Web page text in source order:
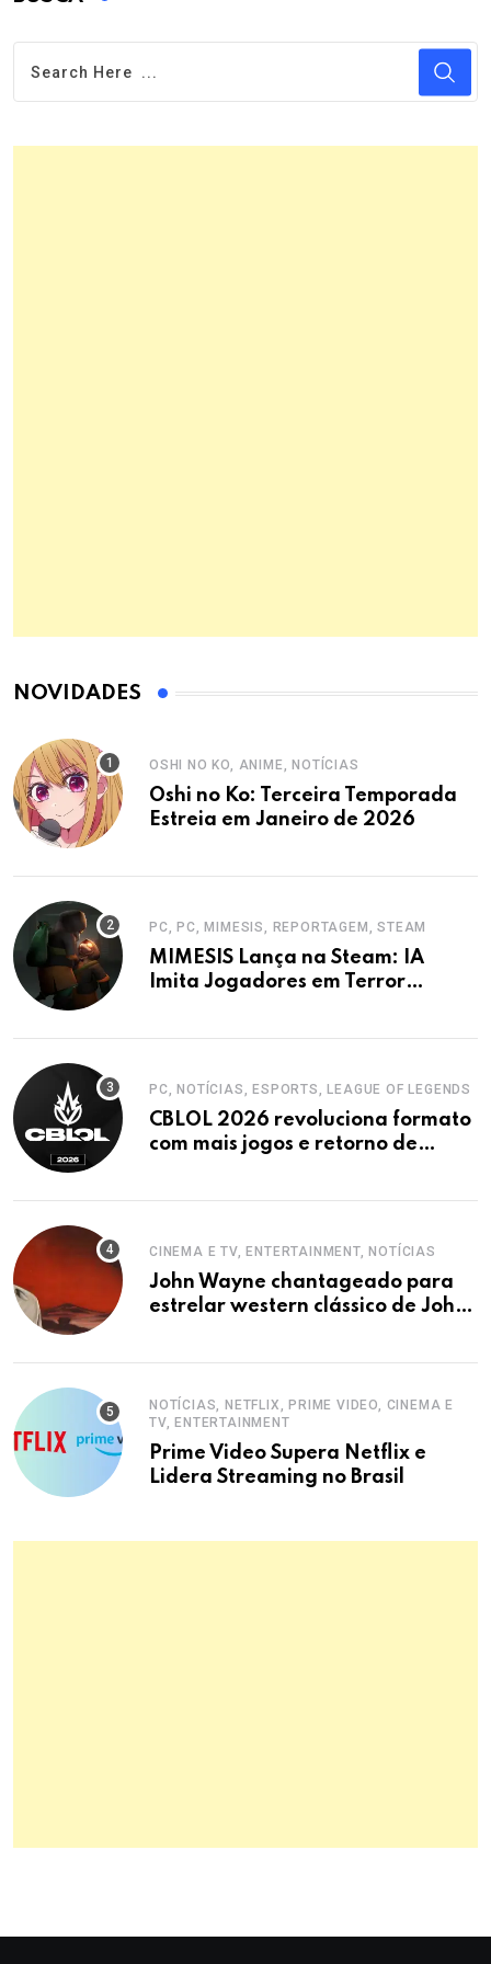
NOVIDADES
OSHI NO KO, ANIME, NOTÍCIAS
Oshi no Ko: Terceira Temporada
Estreia em Janeiro de 2026
PC, PC, MIMESIS, REPORTAGEM, STEAM
MIMESIS Lança na Steam: IA
Imita Jogadores em Terror
PC, NOTÍCIAS, ESPORTS, LEAGUE OF LEGENDS
CBLOL 2026 revoluciona formato
com mais jogos e retorno de
CINEMA E TV, ENTERTAINMENT, NOTÍCIAS
John Wayne chantageado para
estrelar western clássico de John
NOTÍCIAS, NETFLIX, PRIME VIDEO, CINEMA E
TV, ENTERTAINMENT
Prime Video Supera Netflix e
Lidera Streaming no Brasil